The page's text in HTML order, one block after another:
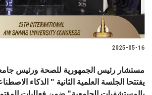
2025-05-16
مستشار رئيس الجمهورية للصحة ورئيس
يفتتحا الجلسة العلمية الثانية " الذكاء